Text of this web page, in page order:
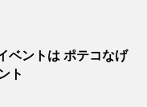
ベントは ポテコなげ
ト